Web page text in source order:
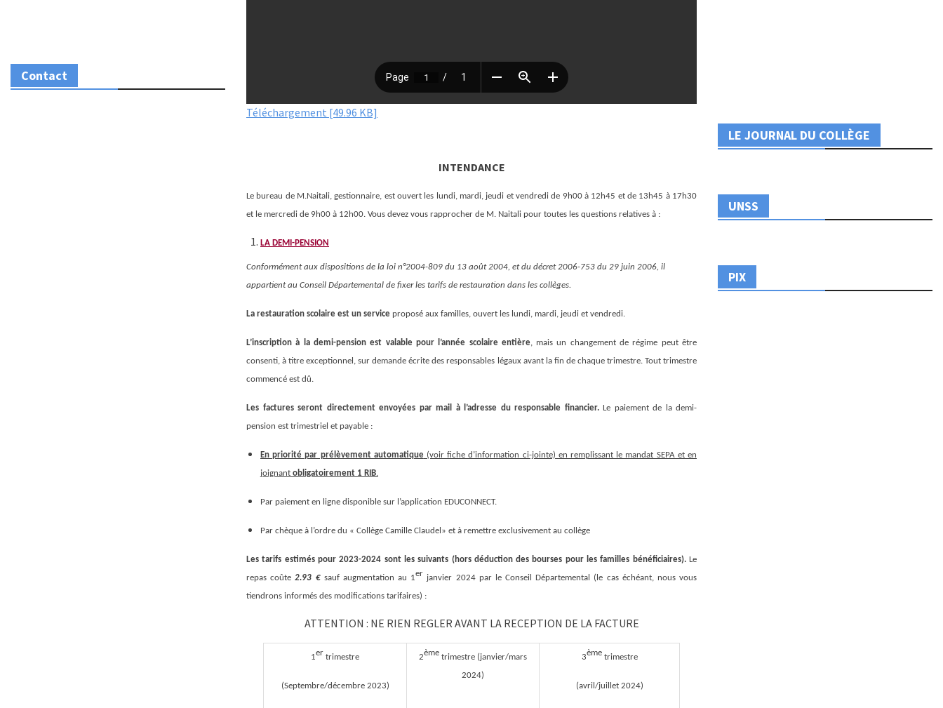
Téléchargement [49.96 KB]
INTENDANCE
Le bureau de M.Naitali, gestionnaire, est ouvert les lundi, mardi, jeudi et vendredi de 9h00 à 12h45 et de 13h45 à 17h30
et le mercredi de 9h00 à 12h00. Vous devez vous rapprocher de M. Naitali pour toutes les questions relatives à :
LA DEMI-PENSION
Conformément aux dispositions de la loi n°2004-809 du 13 août 2004, et du décret 2006-753 du 29 juin 2006, il
appartient au Conseil Départemental de fixer les tarifs de restauration dans les collèges.
La restauration scolaire est un service proposé aux familles, ouvert les lundi, mardi, jeudi et vendredi.
L’inscription à la demi-pension est valable pour l’année scolaire entière, mais un changement de régime peut être
consenti, à titre exceptionnel, sur demande écrite des responsables légaux avant la fin de chaque trimestre. Tout trimestre
commencé est dû.
Les factures seront directement envoyées par mail à l’adresse du responsable financier. Le paiement de la demi-
pension est trimestriel et payable :
En priorité par prélèvement automatique(voir fiche d’information ci-jointe) en remplissant le mandat SEPA et en
joignant obligatoirement 1 RIB.
Par paiement en ligne disponible sur l’application EDUCONNECT.
Par chèque à l’ordre du « Collège Camille Claudel» et à remettre exclusivement au collège
Les tarifs estimés pour 2023-2024 sont les suivants (hors déduction des bourses pour les familles bénéficiaires). Le
repas coûte2.93 €sauf augmentation au 1er janvier 2024 par le Conseil Départemental (le cas échéant, nous vous
tiendrons informés des modifications tarifaires) :
ATTENTION : NE RIEN REGLER AVANT LA RECEPTION DE LA FACTURE
1er trimestre
(Septembre/décembre 2023)
2ème trimestre (janvier/mars
2024)
3èmetrimestre
(avril/juillet 2024)
LE JOURNAL DU COLLÈGE
UNSS
PIX
Contact